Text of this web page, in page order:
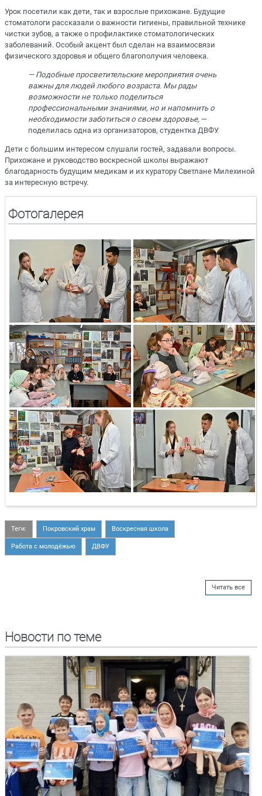
Урок посетили как дети, так и взрослые прихожане. Будущие
стоматологи рассказали о важности гигиены, правильной технике
чистки зубов, а также о профилактике стоматологических
заболеваний. Особый акцент был сделан на взаимосвязи
физического здоровья и общего благополучия человека.
— Подобные просветительские мероприятия очень
важны для людей любого возраста. Мы рады
возможности не только поделиться
профессиональными знаниями, но и напомнить о
необходимости заботиться о своем здоровье, —
поделилась одна из организаторов, студентка ДВФУ.
Дети с большим интересом слушали гостей, задавали вопросы.
Прихожане и руководство воскресной школы выражают
благодарность будущим медикам и их куратору Светлане Милехиной
за интересную встречу.
Фотогалерея
Теги: Покровский храм Воскресная школа
Работа с молодёжью ДВФУ
Читать все
Новости по теме